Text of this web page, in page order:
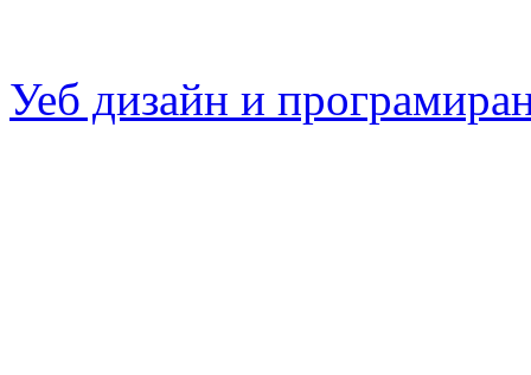
Уеб дизайн и